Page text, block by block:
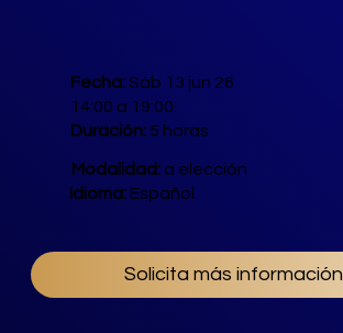
Fecha:Sáb 13 jun 26
14:00 a 19:00
Duración: 5 horas
Modalidad: a elección
Idioma: Español
Solicita más información